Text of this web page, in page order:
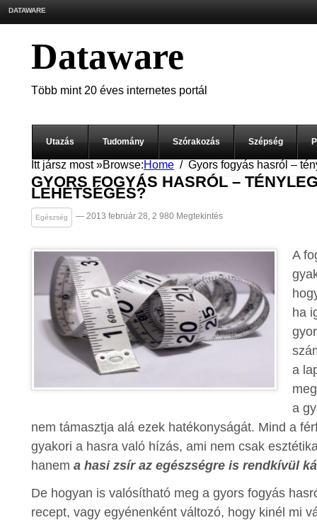
DATAWARE
Dataware
Több mint 20 éves internetes portál
Utazás Tudomány Szórakozás Szépség
Itt jársz most »Browse:Home Gyors fogyás hasról –
GYORS FOGYÁS HASRÓL –
LEHETSÉGES?
Egészség — 2013 február 28, 2 980 Megtekintés
A
ha
a
a
nem támasztja alá ezek hatékonyságát. Mind a
gyakori a hasra való hízás, ami nem csak
hanem a hasi zsír az egészségre is rendkívül
De hogyan is valósítható meg a gyors fogyás
recept, vagy egyénenként változó, hogy kinél mi